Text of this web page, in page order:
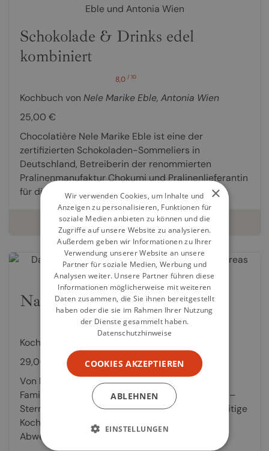
Schokolade & Drinks edel
kombiniert
8,0/ 10
Kochbuch von Nele Marike Eble, Antonia Wien
25,00 €
Chocolatière Nele Marike Eble ist eine der
zertifizierten Schokoladen-Sommeliers in
Deutschland, Betreiberin der renommierten
Pralinenmanufaktur Chokumi und Pralinenlieferantin
für die...
weiterlesen
Natürlich Schwäbisch
8,0/ 10
Kochbuch von
29,00 €
Von Maultasche bis Sterneküche und vom
Familienessen bis zum Grillabend mit Freunden –
Sternekoch Andreas Widmann hat dieses vielseitige
Kochbuch geschrieben, dessen
Abwechslungsreichtum und...
×
Wir verwenden Cookies, um Inhalte und
Anzeigen zu personalisieren, Funktionen für
soziale Medien anbieten zu können und die
Zugriffe auf unsere Website zu analysieren.
Außerdem geben wir Informationen zu Ihrer
Verwendung unserer Website an unsere
Partner für soziale Medien, Werbung und
Analysen weiter. Unsere Partner führen diese
Informationen möglicherweise mit weiteren
Daten zusammen, die Sie ihnen bereitgestellt
haben oder die sie im Rahmen Ihrer Nutzung
der Dienste gesammelt haben.
Datenschutzhinweise
COOKIES AKZEPTIEREN
ABLEHNEN
EINSTELLUNGEN